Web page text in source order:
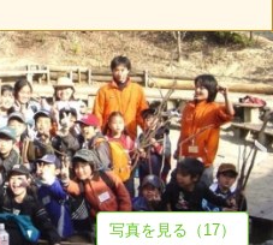
写真を見る（17）